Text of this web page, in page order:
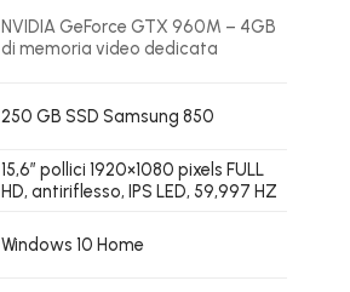
NVIDIA GeForce GTX 960M – 4GB
di memoria video dedicata
250 GB SSD Samsung 850
15,6″ pollici 1920×1080 pixels FULL
HD, antiriflesso, IPS LED, 59,997 HZ
Windows 10 Home